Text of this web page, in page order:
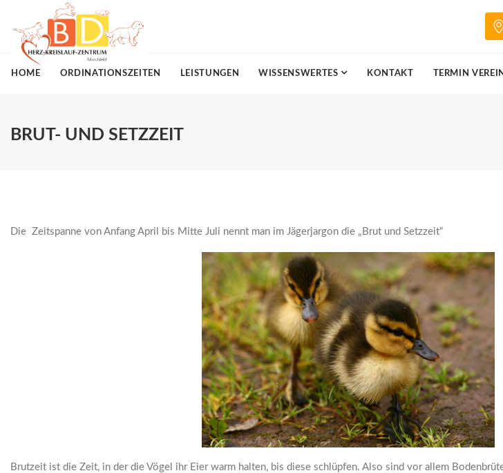
HOME ORDINATIONSZEITEN LEISTUNGEN WISSENSWERTES KONTAKT TERMIN
BRUT- UND SETZZEIT
Die Zeitspanne von Anfang April bis Mitte Juli nennt man im Jägerjargon die „Brut und Setzzeit“
Brutzeit ist die Zeit, in der die Vögel ihr Eier warm halten, bis diese schlüpfen. Also sind vor allem